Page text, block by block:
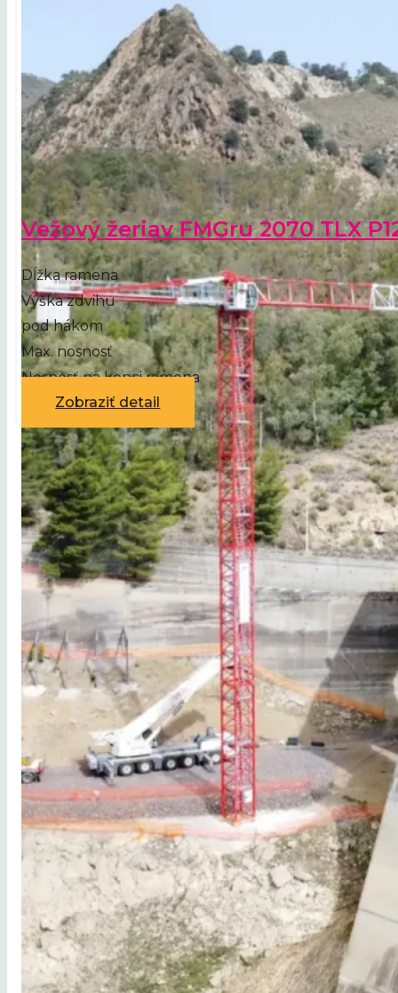
Vežový žeriav FMGru 2070 TLX
Dĺžka ramena
Výška zdvihu
pod hákom
Max. nosnosť
Nosnosť na konci ramena
Zobraziť detail
STAVEBNÉ ŽERIAVY
VEŽOVÉ ŽERIAVY
PRIEMYSELNÉ OVLÁDAČE
PRÍSLUŠENSTVO PRE ŽERIAVY
STAVEBNÉ STROJE